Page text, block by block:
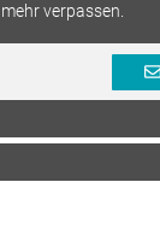
verpassen.